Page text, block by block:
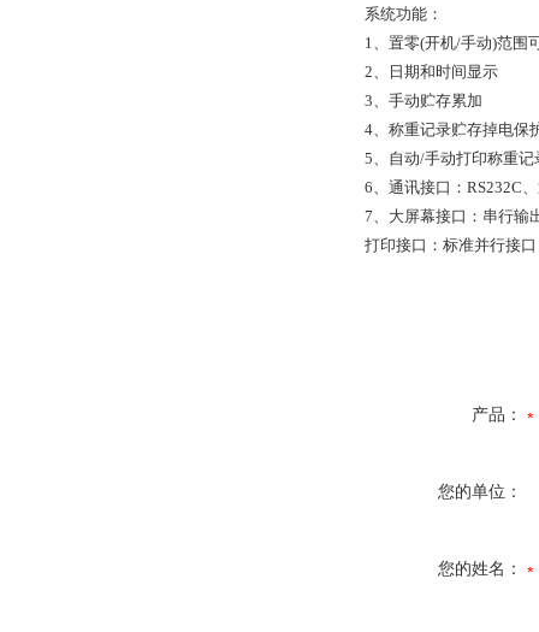
系统功能：
1、置零(开机/手动)范围
2、日期和时间显示
3、手动贮存累加
4、称重记录贮存掉电保
5、自动/手动打印称重记
6、通讯接口：RS232C
7、大屏幕接口：串行输
打印接口：标准并行接
产品：
您的单位：
您的姓名：